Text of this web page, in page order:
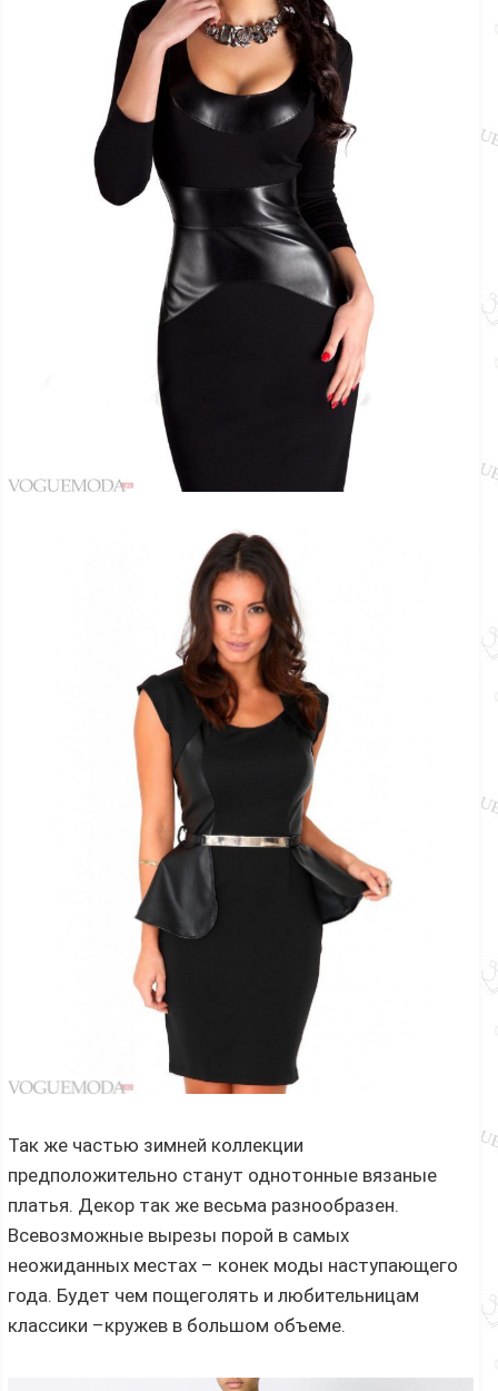
Так же частью зимней коллекции
предположительно станут однотонные вязаные
платья. Декор так же весьма разнообразен.
Всевозможные вырезы порой в самых
неожиданных местах – конек моды наступающего
года. Будет чем пощеголять и любительницам
классики –кружев в большом объеме.